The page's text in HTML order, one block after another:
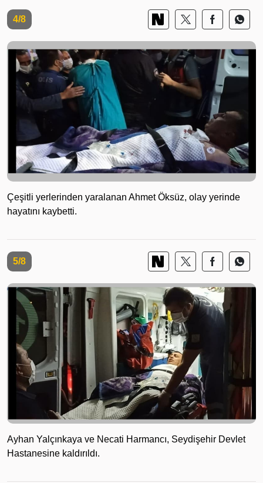
4/8
Çeşitli yerlerinden yaralanan Ahmet Öksüz, olay yerinde
hayatını kaybetti.
5/8
Ayhan Yalçınkaya ve Necati Harmancı, Seydişehir Devlet
Hastanesine kaldırıldı.